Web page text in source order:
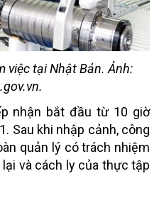
việc tại Nhật Bản. Ảnh:
nhận bắt đầu từ 10 giờ
Sau khi nhập cảnh, công
quản lý có trách nhiệm
và cách ly của thực tập